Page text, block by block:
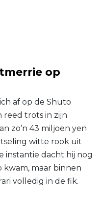
op
af op de Shuto
reed trots in zijn
zo’n 43 miljoen yen
witte rook uit
instantie dacht hij nog
maar binnen
volledig in de fik.